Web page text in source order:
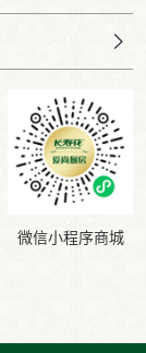
微信小程序商城